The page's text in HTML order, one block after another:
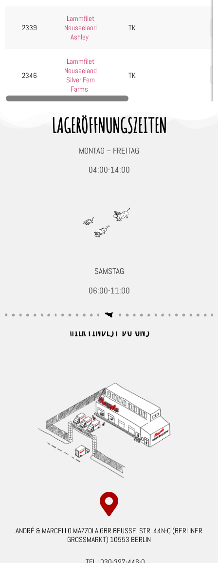
2339
Lammfilet
Neuseeland
Ashley
TK
2346
Lammfilet
Neuseeland
Silver Fern
Farms
TK
LAGERÖFFNUNGSZEITEN
MONTAG – FREITAG
04:00-14:00
SAMSTAG
06:00-11:00
HIER FINDEST DU UNS
ANDRÉ & MARCELLO MAZZOLA GBR BEUSSELSTR. 44N-Q (BERLINER
GROSSMARKT) 10553 BERLIN